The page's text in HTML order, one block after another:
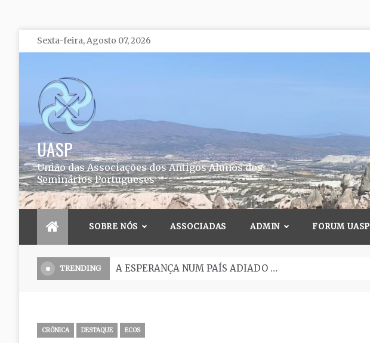
Skip
to
Sexta-feira, Agosto 07, 2026
UASP
União das Associações dos Antigos Alunos dos
Seminários Portugueses
SOBRE NÓS ASSOCIADAS ADMIN FORUM UASP
TRENDING O Seminário, uma grande escola de formação.
CRÓNICA DESTAQUE ECOS